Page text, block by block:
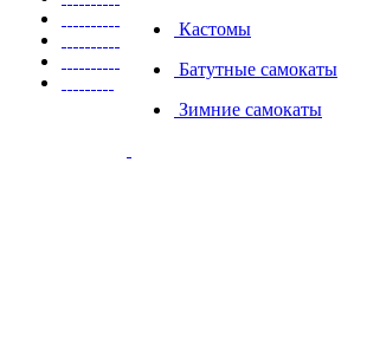
Кастомы
Батутные самокаты
Зимние самокаты